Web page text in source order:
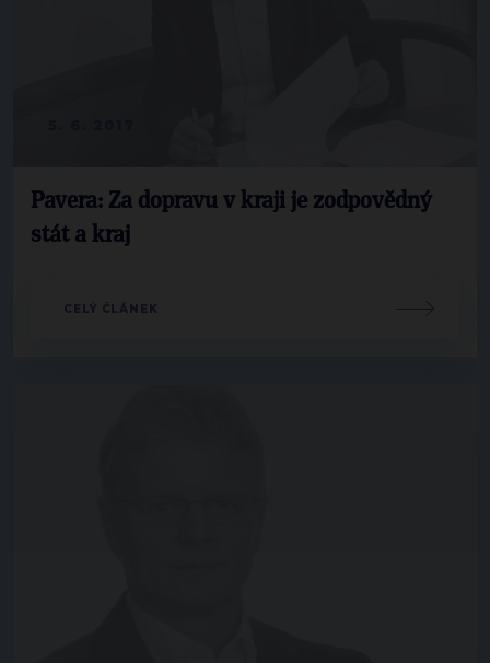
Pavera: Za dopravu v kraji je zodpovědný
stát a kraj
CELÝ ČLÁNEK